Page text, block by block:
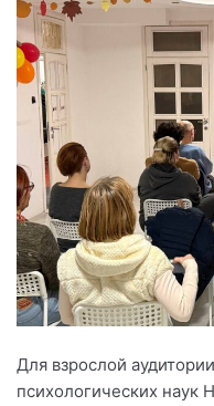
Для взрослой
психологических наук